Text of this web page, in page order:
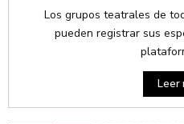
Los grupos teatrales de
pueden registrar sus
Leer